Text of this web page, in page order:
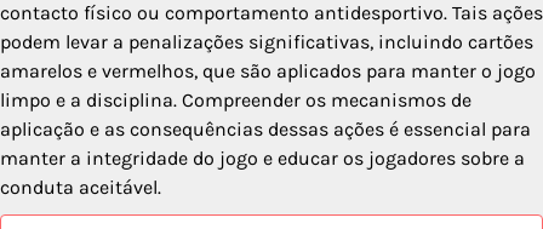
contacto físico ou comportamento antidesportivo. Tais ações
podem levar a penalizações significativas, incluindo cartões
amarelos e vermelhos, que são aplicados para manter o jogo
limpo e a disciplina. Compreender os mecanismos de
aplicação e as consequências dessas ações é essencial para
manter a integridade do jogo e educar os jogadores sobre a
conduta aceitável.